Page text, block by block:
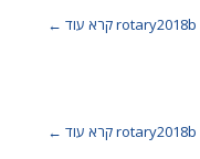
rotary2018bקרא עוד ←
rotary2018bקרא עוד ←